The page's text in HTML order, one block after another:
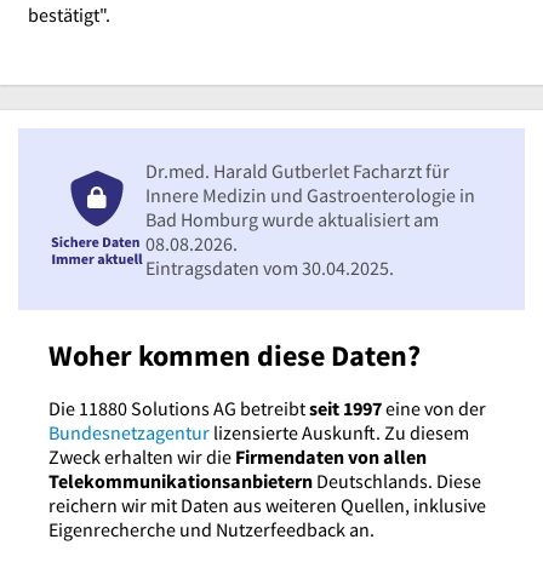
bestätigt".
Woher kommen diese Daten?
Die 11880 Solutions AG betreibtseit 1997eine von der
Bundesnetzagentur lizensierte Auskunft. Zu diesem
Zweck erhalten wir die Firmendaten von allen
Telekommunikationsanbietern Deutschlands. Diese
reichern wir mit Daten aus weiteren Quellen, inklusive
Eigenrecherche und Nutzerfeedback an.
Dr.med. Harald Gutberlet Facharzt für
Innere Medizin und Gastroenterologie in
Bad Homburg wurde aktualisiert am
08.08.2026.
Eintragsdaten vom 30.04.2025.